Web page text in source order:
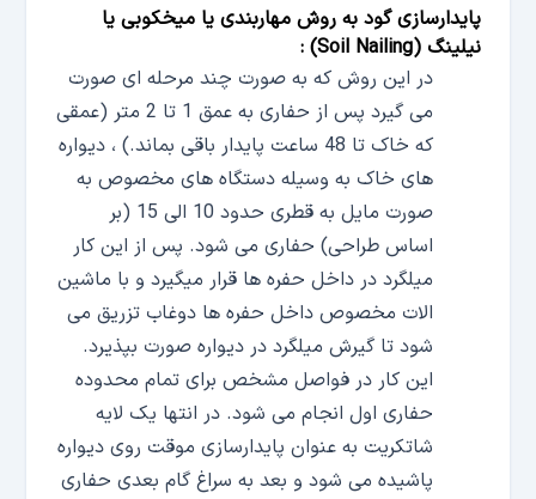
پایدارسازی گود به روش مهاربندی یا میخکوبی یا
نیلینگ (Soil Nailing
) :
در این روش که به صورت چند مرحله ای صورت
می گیرد پس از حفاری به عمق 1 تا 2 متر (عمقی
که خاک تا 48 ساعت پایدار باقی بماند.) ، دیواره
های خاک به وسیله دستگاه های مخصوص به
صورت مایل به قطری حدود 10 الی 15 (بر
اساس طراحی) حفاری می شود. پس از این کار
میلگرد در داخل حفره ها قرار میگیرد و با ماشین
الات مخصوص داخل حفره ها دوغاب تزریق می
شود تا گیرش میلگرد در دیواره صورت بپذیرد.
این کار در فواصل مشخص برای تمام محدوده
حفاری اول انجام می شود. در انتها یک لایه
شاتکریت به عنوان پایدارسازی موقت روی دیواره
پاشیده می شود و بعد به سراغ گام بعدی حفاری